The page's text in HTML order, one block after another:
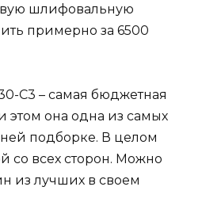
шлифовальную
примерно за 6500
C3 – самая бюджетная
она одна из самых
подборке. В целом
со всех сторон. Можно
из лучших в своем